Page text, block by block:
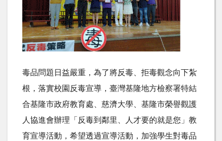
毒品問題日益嚴重，為了將反毒、拒毒觀念向下紮
根，落實校園反毒宣導，臺灣基隆地方檢察署特結
合基隆市政府教育處、慈濟大學、基隆市榮譽觀護
人協進會辦理「反毒到鄰里、人才要的就是您」教
育宣導活動，希望透過宣導活動，加強學生對毒品